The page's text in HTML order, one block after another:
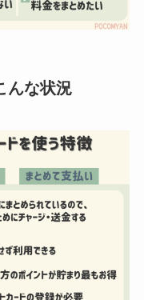
んな状況